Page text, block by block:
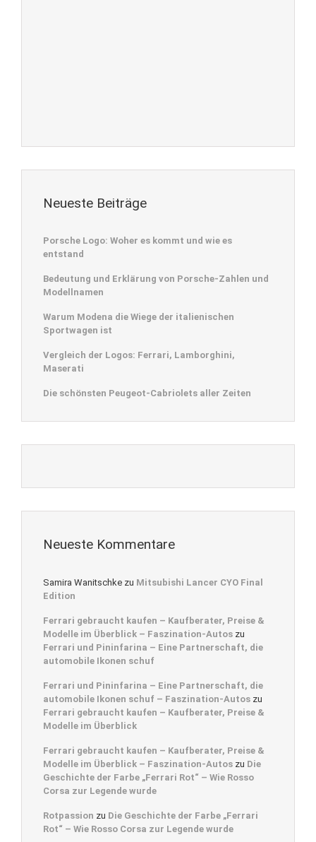
Neueste Beiträge
Porsche Logo: Woher es kommt und wie es
entstand
Bedeutung und Erklärung von Porsche-Zahlen und
Modellnamen
Warum Modena die Wiege der italienischen
Sportwagen ist
Vergleich der Logos: Ferrari, Lamborghini,
Maserati
Die schönsten Peugeot-Cabriolets aller Zeiten
Neueste Kommentare
Samira Wanitschke zu Mitsubishi Lancer CYO Final
Edition
Ferrari gebraucht kaufen – Kaufberater, Preise &
Modelle im Überblick – Faszination-Autos zu
Ferrari und Pininfarina – Eine Partnerschaft, die
automobile Ikonen schuf
Ferrari und Pininfarina – Eine Partnerschaft, die
automobile Ikonen schuf – Faszination-Autos zu
Ferrari gebraucht kaufen – Kaufberater, Preise &
Modelle im Überblick
Ferrari gebraucht kaufen – Kaufberater, Preise &
Modelle im Überblick – Faszination-Autos zu Die
Geschichte der Farbe „Ferrari Rot“ – Wie Rosso
Corsa zur Legende wurde
Rotpassion zu Die Geschichte der Farbe „Ferrari
Rot“ – Wie Rosso Corsa zur Legende wurde